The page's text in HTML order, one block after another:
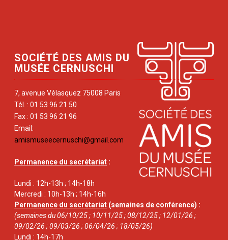
SOCIÉTÉ DES AMIS DU
MUSÉE CERNUSCHI
7, avenue Vélasquez 75008 Paris
Tél. : 01 53 96 21 50
Fax : 01 53 96 21 96
Email:
amismuseecernuschi@gmail.com
Permanence du secrétariat :
Lundi : 12h-13h ; 14h-18h
Mercredi : 10h-13h ; 14h-16h
Permanence du secrétariat (semaines de conférence) :
(semaines du 06/10/25 ; 10/11/25 ; 08/12/25 ; 12/01/26 ;
09/02/26 ; 09/03/26 ; 06/04/26 ; 18/05/26)
Lundi : 14h-17h